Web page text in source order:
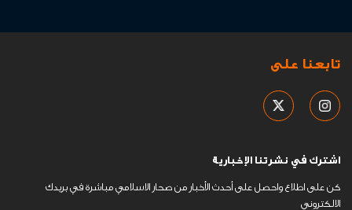
تابعنا على
اشترك في نشرتنا الإخبارية
كن على اطلاع واحصل على أحدث الأخبار من صحار الاسلامي مباشرة في بريدك
الالكتروني